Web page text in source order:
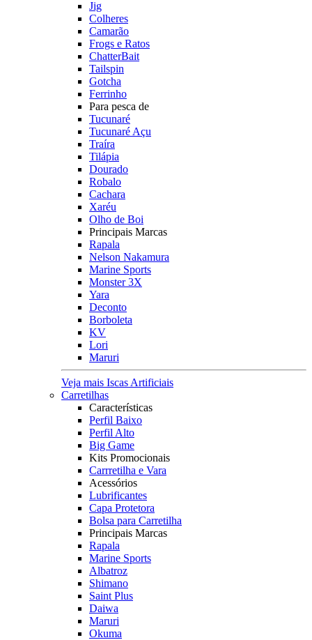
Jig
Colheres
Camarão
Frogs e Ratos
ChatterBait
Tailspin
Gotcha
Ferrinho
Para pesca de
Tucunaré
Tucunaré Açu
Traíra
Tilápia
Dourado
Robalo
Cachara
Xaréu
Olho de Boi
Principais Marcas
Rapala
Nelson Nakamura
Marine Sports
Monster 3X
Yara
Deconto
Borboleta
KV
Lori
Maruri
Veja mais Iscas Artificiais
Carretilhas
Características
Perfil Baixo
Perfil Alto
Big Game
Kits Promocionais
Carrretilha e Vara
Acessórios
Lubrificantes
Capa Protetora
Bolsa para Carretilha
Principais Marcas
Rapala
Marine Sports
Albatroz
Shimano
Saint Plus
Daiwa
Maruri
Okuma